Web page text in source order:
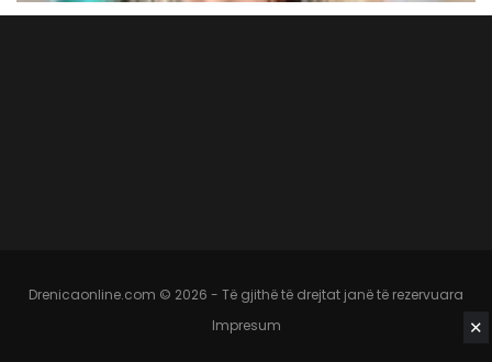
Drenicaonline.com © 2026 - Të gjithë të drejtat janë të rezervuara
Impresum
✕